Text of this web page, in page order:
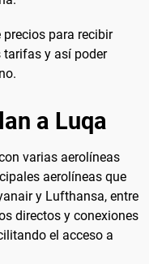
para recibir
y así poder
a Luqa
varias aerolíneas
aerolíneas que
y Lufthansa, entre
directos y conexiones
el acceso a